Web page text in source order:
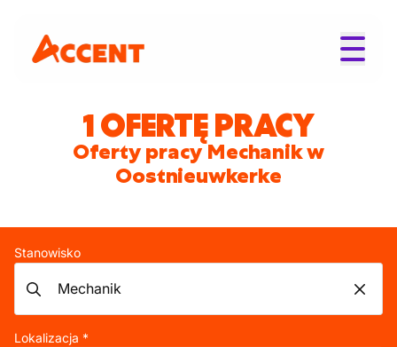
1 OFERTĘ PRACY
Oferty pracy Mechanik w
Oostnieuwkerke
Stanowisko
Lokalizacja *